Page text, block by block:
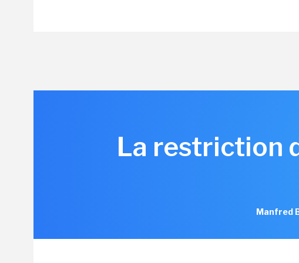
La restriction
Manfred